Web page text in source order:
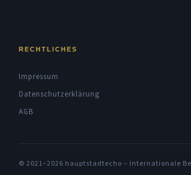
RECHTLICHES
Impressum
Datenschutzerklärung
AGB
© 2021–2026 hauptstadtecho – Internationale